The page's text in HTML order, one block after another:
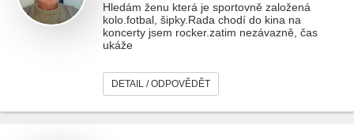
Hledám ženu která je sportovně založená
kolo.fotbal, šipky.Rada chodí do kina na
koncerty jsem rocker.zatim nezávazně, čas
ukáže
DETAIL / ODPOVĚDĚT